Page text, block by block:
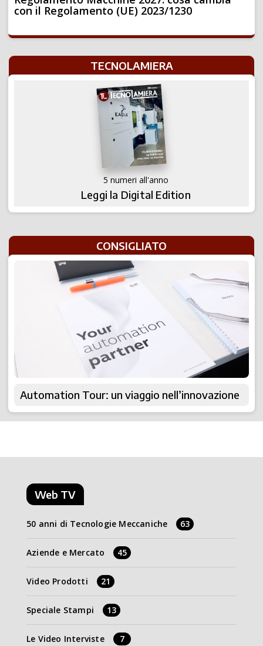
con il Regolamento (UE) 2023/1230
TECNOLAMIERA
5 numeri all'anno
Leggi la Digital Edition
CONSIGLIATO
Automation Tour: un viaggio nell’innovazione
Web TV
50 anni di Tecnologie Meccaniche 63
Aziende e Mercato 45
Video Prodotti 21
Speciale Stampi 13
Le Video Interviste 7